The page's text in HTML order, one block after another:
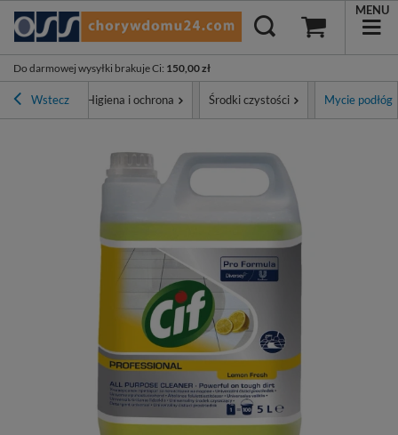
Do darmowej wysyłki brakuje Ci: 150,00 zł
MENU
Wstecz
główna Higiena i ochrona Środki czystości Mycie podłóg